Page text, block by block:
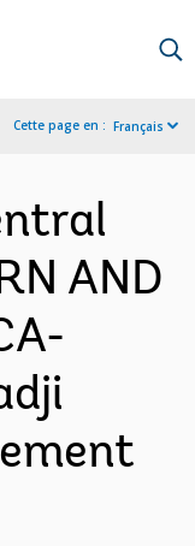
Cette page en : Français
AND